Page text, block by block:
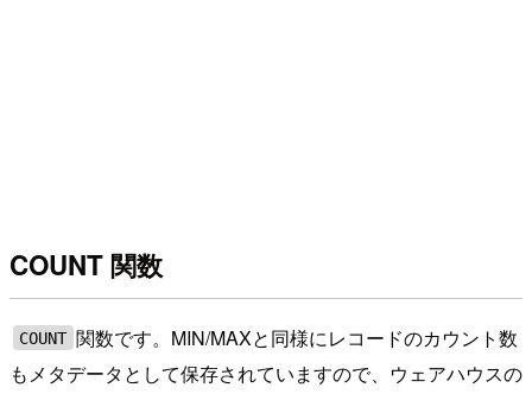
COUNT 関数
COUNT 関数です。MIN/MAXと同様にレコードのカウント数
もメタデータとして保存されていますので、ウェアハウスの